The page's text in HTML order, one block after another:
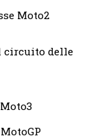
Moto2
circuito delle